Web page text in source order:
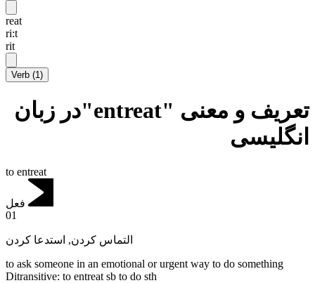
reat
ri:t
rit
Verb (1)
تعریف و معنی "entreat"در زبان
انگلیسی
to entreat
فعل
01
التماس کردن, استدعا کردن
to ask someone in an emotional or urgent way to do something
Ditransitive: to entreat sb to do sth